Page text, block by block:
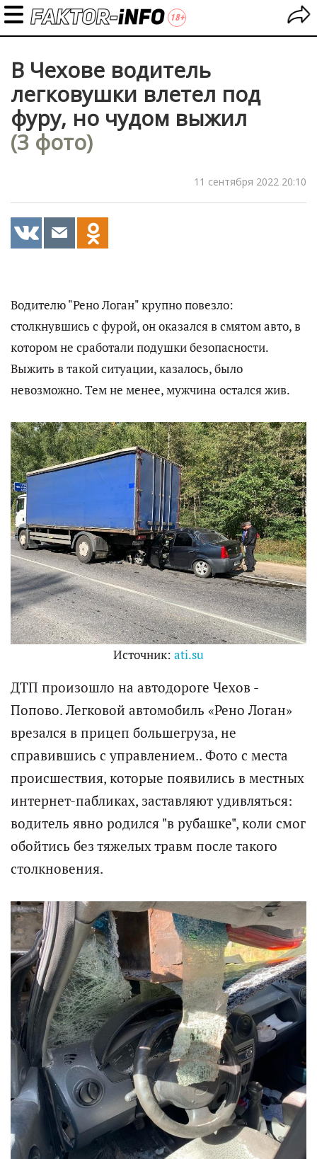
В Чехове водитель
легковушки влетел под
фуру, но чудом выжил
(3 фото)
11 сентября 2022 20:10
Водителю "Рено Логан" крупно повезло:
столкнувшись с фурой, он оказался в смятом авто, в
котором не сработали подушки безопасности.
Выжить в такой ситуации, казалось, было
невозможно. Тем не менее, мужчина остался жив.
Источник: ati.su
ДТП произошло на автодороге Чехов -
Попово. Легковой автомобиль «Рено Логан»
врезался в прицеп большегруза, не
справившись с управлением.. Фото с места
происшествия, которые появились в местных
интернет-пабликах, заставляют удивляться:
водитель явно родился "в рубашке", коли смог
обойтись без тяжелых травм после такого
столкновения.